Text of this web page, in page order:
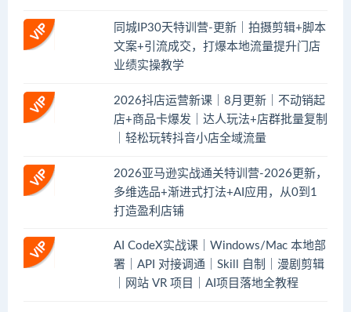
同城IP30天特训营-更新｜拍摄剪辑+脚本
文案+引流成交，打爆本地流量提升门店
业绩实操教学
2026抖店运营新课｜8月更新｜不动销起
店+商品卡爆发｜达人玩法+店群批量复制
｜轻松玩转抖音小店全域流量
2026亚马逊实战通关特训营-2026更新，
多维选品+渐进式打法+AI应用，从0到1
打造盈利店铺
AI CodeX实战课｜Windows/Mac 本地部
署｜API 对接调通｜Skill 自制｜漫剧剪辑
｜网站 VR 项目｜AI项目落地全教程